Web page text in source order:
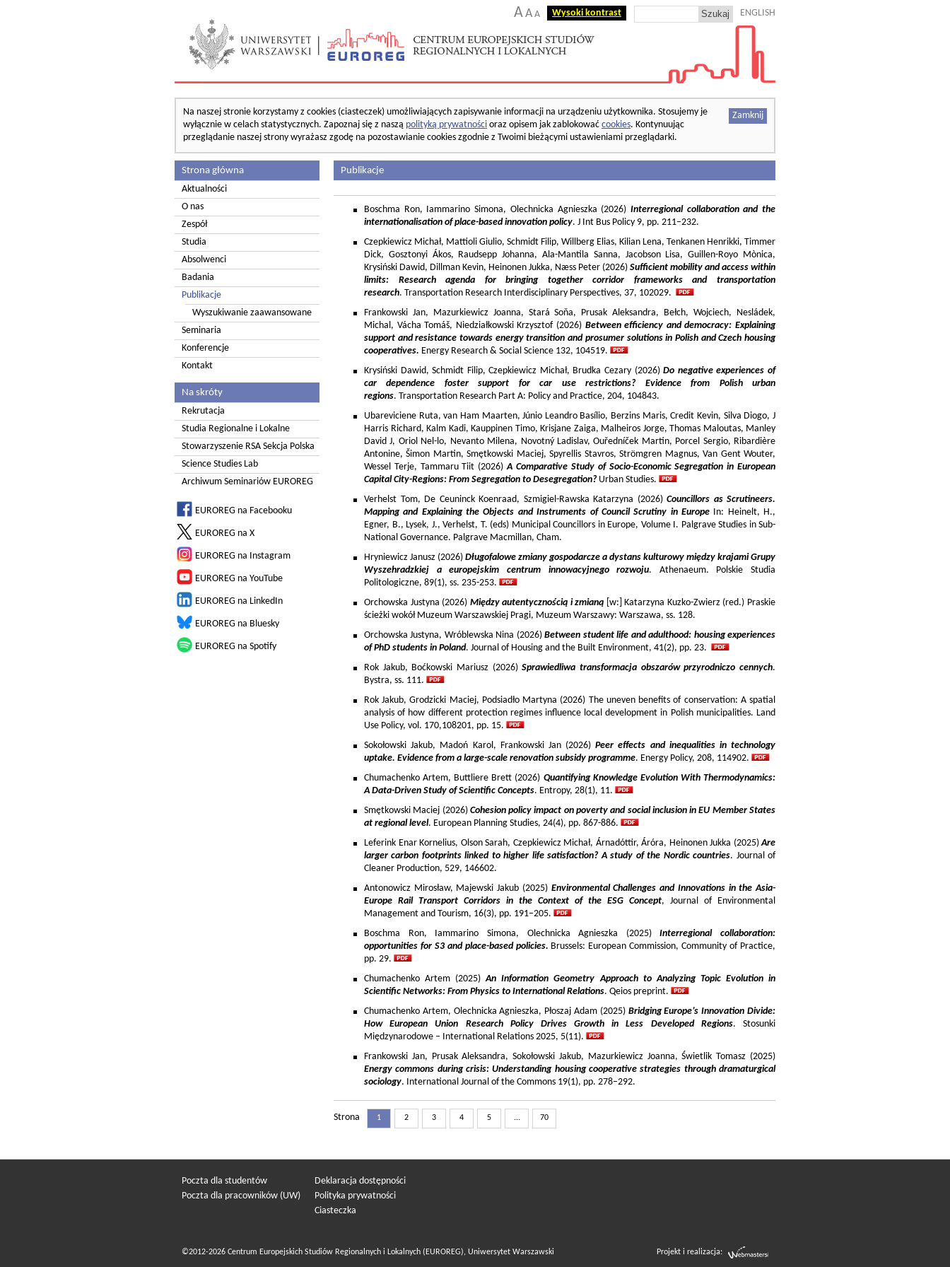
AA A Wysoki kontrast ENGLISH
Zamknij
Na naszej stronie korzystamy z cookies (ciasteczek) umożliwiających zapisywanie informacji na urządzeniu użytkownika. Stosujemy je
wyłącznie w celach statystycznych. Zapoznaj się z naszą polityką prywatności oraz opisem jak zablokować cookies. Kontynuując
przeglądanie naszej strony wyrażasz zgodę na pozostawianie cookies zgodnie z Twoimi bieżącymi ustawieniami przeglądarki.
Strona główna
Aktualności
O nas
Zespół
Studia
Absolwenci
Badania
Publikacje
Wyszukiwanie zaawansowane
Seminaria
Konferencje
Kontakt
Na skróty
Rekrutacja
Studia Regionalne i Lokalne
Stowarzyszenie RSA Sekcja Polska
Science Studies Lab
Archiwum Seminariów EUROREG
EUROREG na Facebooku
EUROREG na X
EUROREG na Instagram
EUROREG na YouTube
EUROREG na LinkedIn
EUROREG na Bluesky
EUROREG na Spotify
Publikacje
Boschma Ron, Iammarino Simona, Olechnicka Agnieszka (2026) Interregional collaboration and the
internationalisation of place-based innovation policy. J Int Bus Policy 9, pp. 211–232.
Czepkiewicz Michał, Mattioli Giulio, Schmidt Filip, Willberg Elias, Kilian Lena, Tenkanen Henrikki, Timmer
Dick, Gosztonyi Ákos, Raudsepp Johanna, Ala-Mantila Sanna, Jacobson Lisa, Guillen-Royo Mònica,
Krysiński Dawid, Dillman Kevin, Heinonen Jukka, Næss Peter (2026) Sufficient mobility and access within
limits: Research agenda for bringing together corridor frameworks and transportation
research. Transportation Research Interdisciplinary Perspectives, 37, 102029.
Frankowski Jan, Mazurkiewicz Joanna, Stará Soňa, Prusak Aleksandra, Bełch, Wojciech, Nesládek,
Michal, Vácha Tomáš, Niedziałkowski Krzysztof (2026) Between efficiency and democracy: Explaining
support and resistance towards energy transition and prosumer solutions in Polish and Czech housing
cooperatives. Energy Research & Social Science 132, 104519.
Krysiński Dawid, Schmidt Filip, Czepkiewicz Michał, Brudka Cezary (2026)Do negative experiences of
car dependence foster support for car use restrictions? Evidence from Polish urban
regions. Transportation Research Part A: Policy and Practice, 204, 104843.
Ubareviciene Ruta, van Ham Maarten, Júnio Leandro Basílio, Berzins Maris, Credit Kevin, Silva Diogo, J
Harris Richard, Kalm Kadi, Kauppinen Timo, Krisjane Zaiga, Malheiros Jorge, Thomas Maloutas, Manley
David J, Oriol Nel-lo, Nevanto Milena, Novotný Ladislav, Ouředníček Martin, Porcel Sergio, Ribardière
Antonine, Šimon Martin, Smętkowski Maciej, Spyrellis Stavros, Strömgren Magnus, Van Gent Wouter,
Wessel Terje, Tammaru Tiit (2026)A Comparative Study of Socio-Economic Segregation in European
Capital City-Regions: From Segregation to Desegregation?Urban Studies.
Verhelst Tom, De Ceuninck Koenraad, Szmigiel-Rawska Katarzyna (2026) Councillors as Scrutineers.
Mapping and Explaining the Objects and Instruments of Council Scrutiny in EuropeIn: Heinelt, H.,
Egner, B., Lysek, J., Verhelst, T. (eds) Municipal Councillors in Europe, Volume I. Palgrave Studies in Sub-
National Governance. Palgrave Macmillan, Cham.
Hryniewicz Janusz (2026) Długofalowe zmiany gospodarcze a dystans kulturowy między krajami Grupy
Wyszehradzkiej a europejskim centrum innowacyjnego rozwoju. Athenaeum. Polskie Studia
Politologiczne, 89(1), ss. 235-253.
Orchowska Justyna (2026) Między autentycznością i zmianą [w:] Katarzyna Kuzko-Zwierz (red.) Praskie
ścieżki wokół Muzeum Warszawskiej Pragi, Muzeum Warszawy: Warszawa, ss. 128.
Orchowska Justyna, Wróblewska Nina (2026)Between student life and adulthood: housing experiences
of PhD students in Poland. Journal of Housing and the Built Environment, 41(2), pp. 23.
Rok Jakub, Boćkowski Mariusz (2026)Sprawiedliwa transformacja obszarów przyrodniczo cennych.
Bystra, ss. 111.
Rok Jakub, Grodzicki Maciej, Podsiadło Martyna (2026) The uneven benefits of conservation: A spatial
analysis of how different protection regimes influence local development in Polish municipalities. Land
Use Policy, vol. 170,108201, pp. 15.
Sokołowski Jakub, Madoń Karol, Frankowski Jan (2026)Peer effects and inequalities in technology
uptake. Evidence from a large-scale renovation subsidy programme. Energy Policy, 208, 114902.
Chumachenko Artem, Buttliere Brett (2026) Quantifying Knowledge Evolution With Thermodynamics:
A Data-Driven Study of Scientific Concepts. Entropy, 28(1), 11.
Smętkowski Maciej (2026) Cohesion policy impact on poverty and social inclusion in EU Member States
at regional level. European Planning Studies, 24(4), pp. 867-886.
Leferink Enar Kornelius, Olson Sarah, Czepkiewicz Michał, Árnadóttir, Áróra, Heinonen Jukka (2025)Are
larger carbon footprints linked to higher life satisfaction? A study of the Nordic countries. Journal of
Cleaner Production, 529, 146602.
Antonowicz Mirosław, Majewski Jakub (2025) Environmental Challenges and Innovations in the Asia-
Europe Rail Transport Corridors in the Context of the ESG Concept, Journal of Environmental
Management and Tourism, 16(3), pp. 191–205.
Boschma Ron, Iammarino Simona, Olechnicka Agnieszka (2025)Interregional collaboration:
opportunities for S3 and place-based policies. Brussels: European Commission, Community of Practice,
pp. 29.
Chumachenko Artem (2025)An Information Geometry Approach to Analyzing Topic Evolution in
Scientific Networks: From Physics to International Relations. Qeios preprint.
Chumachenko Artem, Olechnicka Agnieszka, Płoszaj Adam (2025) Bridging Europe’s Innovation Divide:
How European Union Research Policy Drives Growth in Less Developed Regions. Stosunki
Międzynarodowe – International Relations 2025, 5(11).
Frankowski Jan, Prusak Aleksandra, Sokołowski Jakub, Mazurkiewicz Joanna, Świetlik Tomasz (2025)
Energy commons during crisis: Understanding housing cooperative strategies through dramaturgical
sociology. International Journal of the Commons 19(1), pp. 278–292.
Strona 1 2 3 4 5 ... 70
Poczta dla studentów
Poczta dla pracowników (UW)
Deklaracja dostępności
Polityka prywatności
Ciasteczka
©2012-2026 Centrum Europejskich Studiów Regionalnych i Lokalnych (EUROREG), Uniwersytet Warszawski Projekt i realizacja: